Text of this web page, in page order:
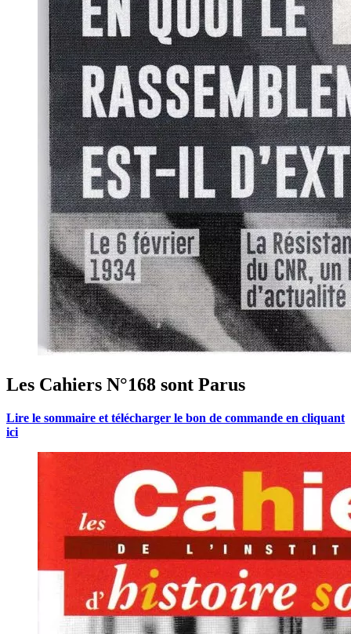
Les Cahiers N°168 sont Parus
Lire le sommaire et télécharger le bon de commande en cliquant
ici